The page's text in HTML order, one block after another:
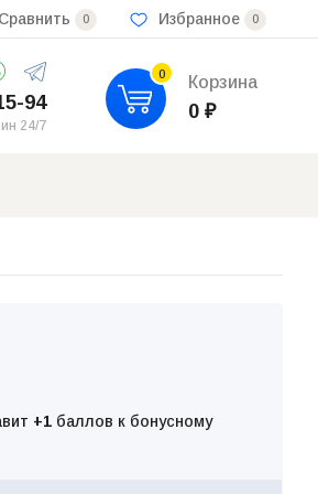
Сравнить 0 Избранное 0
94
24/7
0 Корзина
0 ₽
+1 баллов к бонусному